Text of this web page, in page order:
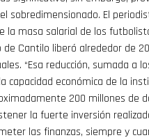
sobredimensionado. El
la masa salarial de los
de Cantilo liberó alrededor de
“Esa reducción, sumada a
capacidad económica de la
200 millones de
la fuerte inversión
las finanzas, siempre y